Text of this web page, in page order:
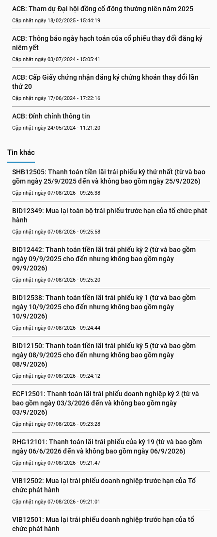
ACB: Tham dự Đại hội đồng cổ đông thường niên năm 2025
Cập nhật ngày 18/02/2025 - 15:44:19
ACB: Thông báo ngày hạch toán của cổ phiếu thay đổi đăng ký
niêm yết
Cập nhật ngày 03/07/2024 - 15:05:41
ACB: Cấp Giấy chứng nhận đăng ký chứng khoán thay đổi lần
thứ 20
Cập nhật ngày 17/06/2024 - 17:22:16
ACB: Đính chính thông tin
Cập nhật ngày 24/05/2024 - 11:21:20
Tin khác
SHB12505: Thanh toán tiền lãi trái phiếu kỳ thứ nhất (từ và bao
gồm ngày 25/9/2025 đến và không bao gồm ngày 25/9/2026)
Cập nhật ngày 07/08/2026 - 09:26:38
BID12349: Mua lại toàn bộ trái phiếu trước hạn của tổ chức phát
hành
Cập nhật ngày 07/08/2026 - 09:25:58
BID12442: Thanh toán tiền lãi trái phiếu kỳ 2 (từ và bao gồm
ngày 09/9/2025 cho đến nhưng không bao gồm ngày
09/9/2026)
Cập nhật ngày 07/08/2026 - 09:25:20
BID12538: Thanh toán tiền lãi trái phiếu kỳ 1 (từ và bao gồm
ngày 10/9/2025 cho đến nhưng không bao gồm ngày
10/9/2026)
Cập nhật ngày 07/08/2026 - 09:24:44
BID12150: Thanh toán tiền lãi trái phiếu kỳ 5 (từ và bao gồm
ngày 08/9/2025 cho đến nhưng không bao gồm ngày
08/9/2026)
Cập nhật ngày 07/08/2026 - 09:24:12
ECF12501: Thanh toán lãi trái phiếu doanh nghiệp kỳ 2 (từ và
bao gồm ngày 03/3/2026 đến và không bao gồm ngày
03/9/2026)
Cập nhật ngày 07/08/2026 - 09:23:28
RHG12101: Thanh toán lãi trái phiếu của kỳ 19 (từ và bao gồm
ngày 06/6/2026 đến và không bao gồm ngày 06/9/2026)
Cập nhật ngày 07/08/2026 - 09:21:47
VIB12502: Mua lại trái phiếu doanh nghiệp trước hạn của Tổ
chức phát hành
Cập nhật ngày 07/08/2026 - 09:21:01
VIB12501: Mua lại trái phiếu doanh nghiệp trước hạn của tổ
chức phát hành